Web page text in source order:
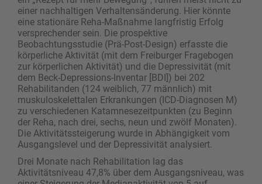
einer nachhaltigen Verhaltensänderung. Hier könnte
eine stationäre Reha-Maßnahme langfristig Erfolg
versprechender sein. Die prospektive
Beobachtungsstudie (Prä-Post-Design) erfasste die
körperliche Aktivität (mit dem Freiburger Fragebogen
zur körperlichen Aktivität) und die Depressivität (mit
dem Beck-Depressions-Inventar [BDI]) bei 202
Rehabilitanden (124 weiblich, 77 männlich) mit
muskuloskelettalen Erkrankungen (ICD-Diagnosen M)
zu verschiedenen Katamnesezeitpunkten (zu Beginn
der Reha, nach drei, sechs, neun und zwölf Monaten).
Die Aktivitätssteigerung wurde in Abhängigkeit vom
Ausgangslevel und der Depressivität analysiert.
Drei Monate nach Rehabilitation lag das
Aktivitätsniveau 47,8% über dem Ausgangsniveau, was